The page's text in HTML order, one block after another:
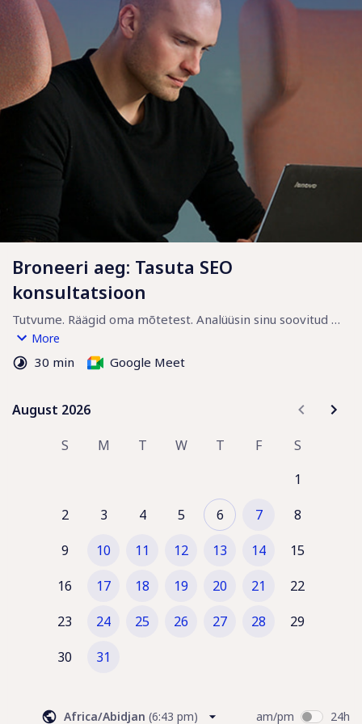
Broneeri aeg: Tasuta SEO
konsultatsioon
Tutvume. Räägid oma mõtetest. Analüüsin sinu soovitud
veebilehe SEO-d. Vaatan selle pilguga, kui head nähtavust
More
30 min Google Meet
August 2026
August 2026
S
M T W T F
S
1
2
3 4 5 6 7
8
9
10 11 12 13 14
15
16
17 18 19 20 21
22
23
24 25 26 27 28
29
30
31
Africa/Abidjan (6:43 pm) am/pm 24h